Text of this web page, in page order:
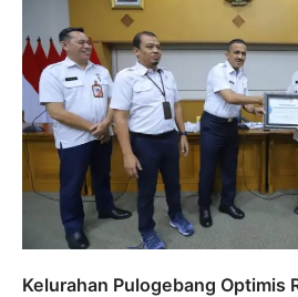
Kelurahan Pulogebang Optimis